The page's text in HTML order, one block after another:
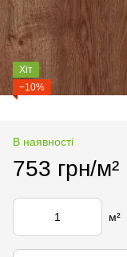
Хіт
−10%
В наявності
753 грн/м²
м²